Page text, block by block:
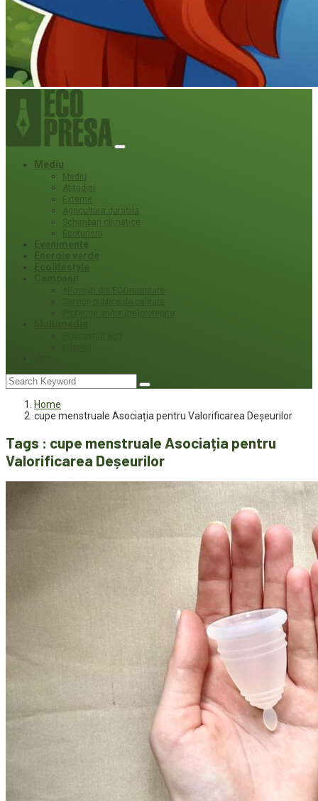
Mediu
Mediu
Atitudini
Externe
Agricultura durabila
Schimbari climatice
Ecoturism
Home
cupe menstruale Asociația pentru Valorificarea Deșeurilor
Tags : cupe menstruale Asociația pentru
Valorificarea Deșeurilor